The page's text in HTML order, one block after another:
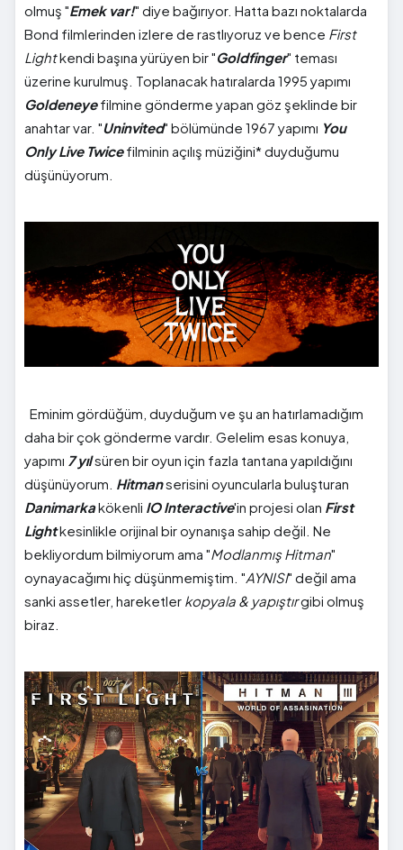
olmuş "Emek var!" diye bağırıyor. Hatta bazı noktalarda
Bond filmlerinden izlere de rastlıyoruz ve bence First
Lightkendi başına yürüyen bir "Goldfinger" teması
üzerine kurulmuş. Toplanacak hatıralarda 1995 yapımı
Goldeneyefilmine gönderme yapan göz şeklinde bir
anahtar var. "Uninvited" bölümünde 1967 yapımı You
Only Live Twicefilminin açılış müziğini* duyduğumu
düşünüyorum.
Eminim gördüğüm, duyduğum ve şu an hatırlamadığım
daha bir çok gönderme vardır. Gelelim esas konuya,
yapımı 7 yılsüren bir oyun için fazla tantana yapıldığını
düşünüyorum. Hitmanserisini oyuncularla buluşturan
Danimarkakökenli IO Interactive'in projesi olan First
Lightkesinlikle orijinal bir oynanışa sahip değil. Ne
bekliyordum bilmiyorum ama "Modlanmış Hitman"
oynayacağımı hiç düşünmemiştim. "AYNISI" değil ama
sanki assetler, hareketler kopyala & yapıştırgibi olmuş
biraz.